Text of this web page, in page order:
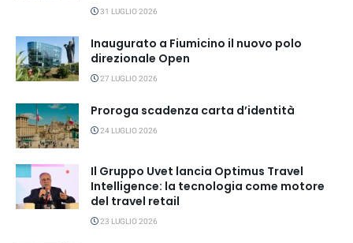
31 LUGLIO 2026
Inaugurato a Fiumicino il nuovo polo
direzionale Open
27 LUGLIO 2026
Proroga scadenza carta d’identità
24 LUGLIO 2026
Il Gruppo Uvet lancia Optimus Travel
Intelligence: la tecnologia come motore
del travel retail
23 LUGLIO 2026